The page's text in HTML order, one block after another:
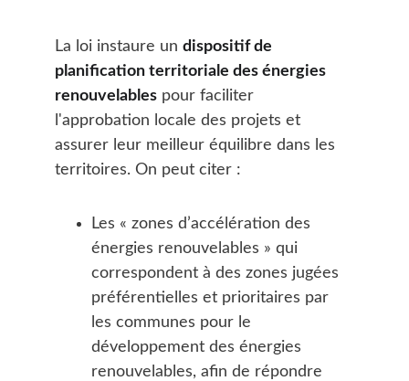
La loi instaure un dispositif de
planification territoriale des énergies
renouvelables pour faciliter
l'approbation locale des projets et
assurer leur meilleur équilibre dans les
territoires. On peut citer :
Les « zones d’accélération des
énergies renouvelables » qui
correspondent à des zones jugées
préférentielles et prioritaires par
les communes pour le
développement des énergies
renouvelables, afin de répondre